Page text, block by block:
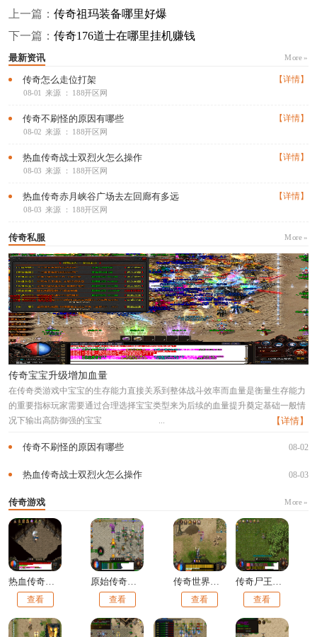
上一篇： 传奇祖玛装备哪里好爆
下一篇： 传奇176道士在哪里挂机赚钱
最新资讯 More »
传奇怎么走位打架
08-01 来源 ： 188开区网
【详情】
传奇不刷怪的原因有哪些
08-02 来源 ： 188开区网
【详情】
热血传奇战士双烈火怎么操作
08-03 来源 ： 188开区网
【详情】
热血传奇赤月峡谷广场去左回廊有多远
08-03 来源 ： 188开区网
【详情】
传奇私服 More »
传奇宝宝升级增加血量
在传奇类游戏中宝宝的生存能力直接关系到整体战斗效率而血量是衡量生存能力
的重要指标玩家需要通过合理选择宝宝类型来为后续的血量提升奠定基础一般情
况下输出高防御强的宝宝
... 【详情】
传奇不刷怪的原因有哪些 08-02
热血传奇战士双烈火怎么操作 08-03
传奇游戏 More »
热血传奇手动练级技巧
查看
原始传奇神石精华后期还能用吗
查看
传奇世界烈火伤害计算器在哪
查看
传奇尸王洞怎么走
查看